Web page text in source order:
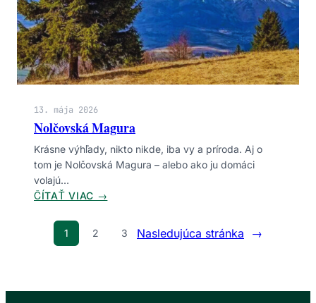
13. mája 2026
Nolčovská Magura
Krásne výhľady, nikto nikde, iba vy a príroda. Aj o
tom je Nolčovská Magura – alebo ako ju domáci
volajú…
ČÍTAŤ VIAC →
1 2 3 Nasledujúca stránka →